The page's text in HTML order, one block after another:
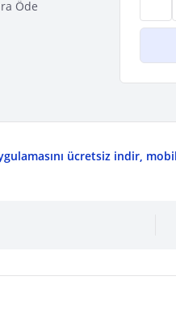
Öde
ücretsiz indir,